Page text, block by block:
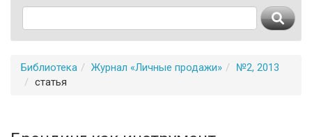
Библиотека Журнал «Личные продажи»
№2, 2013
статья